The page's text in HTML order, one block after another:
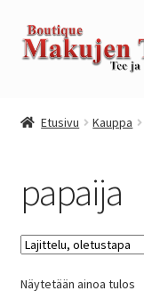
Siirry
navigointiin
Siirry
sisältöön
Kassa
Kauppa
Oma tili
Etusivu Kauppa
papaija
Näytetään ainoa tulos